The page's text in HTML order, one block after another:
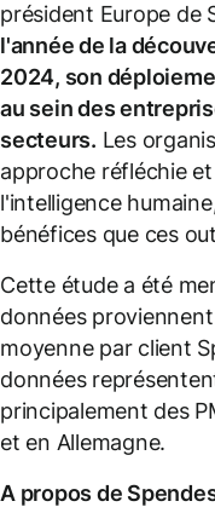
président Europe de
l'année de la
2024, son
au sein des
secteurs. Les
approche réfléchie
l'intelligence
bénéfices que ces
Cette étude a été
données
moyenne par client
données
principalement des
et en Allemagne.
A propos de